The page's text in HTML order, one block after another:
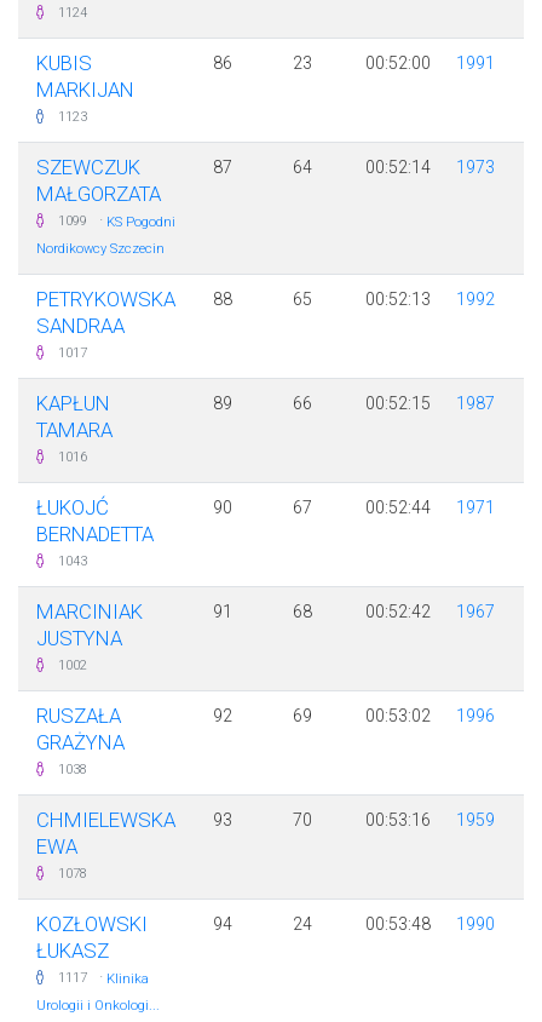
1124
KUBIS
MARKIJAN
1123
86 23 00:52:00 1991
SZEWCZUK
MAŁGORZATA
1099 · KS Pogodni
Nordikowcy Szczecin
87 64 00:52:14 1973
PETRYKOWSKA
SANDRAA
1017
88 65 00:52:13 1992
KAPŁUN
TAMARA
1016
89 66 00:52:15 1987
ŁUKOJĆ
BERNADETTA
1043
90 67 00:52:44 1971
MARCINIAK
JUSTYNA
1002
91 68 00:52:42 1967
RUSZAŁA
GRAŻYNA
1038
92 69 00:53:02 1996
CHMIELEWSKA
EWA
1078
93 70 00:53:16 1959
KOZŁOWSKI
ŁUKASZ
1117 · Klinika
Urologii i Onkologi...
94 24 00:53:48 1990